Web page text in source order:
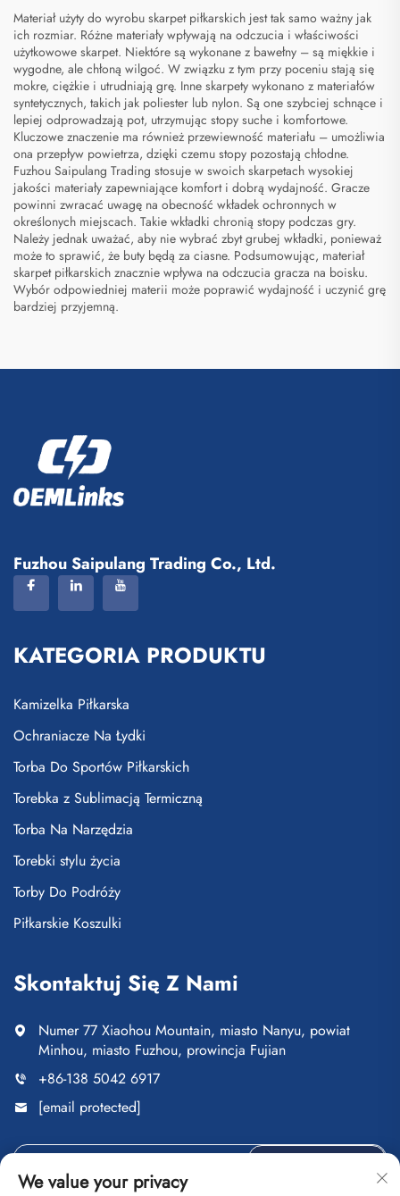
Materiał użyty do wyrobu skarpet piłkarskich jest tak samo ważny jak
ich rozmiar. Różne materiały wpływają na odczucia i właściwości
użytkowowe skarpet. Niektóre są wykonane z bawełny – są miękkie i
wygodne, ale chłoną wilgoć. W związku z tym przy poceniu stają się
mokre, ciężkie i utrudniają grę. Inne skarpety wykonano z materiałów
syntetycznych, takich jak poliester lub nylon. Są one szybciej schnące i
lepiej odprowadzają pot, utrzymując stopy suche i komfortowe.
Kluczowe znaczenie ma również przewiewność materiału – umożliwia
ona przepływ powietrza, dzięki czemu stopy pozostają chłodne.
Fuzhou Saipulang Trading stosuje w swoich skarpetach wysokiej
jakości materiały zapewniające komfort i dobrą wydajność. Gracze
powinni zwracać uwagę na obecność wkładek ochronnych w
określonych miejscach. Takie wkładki chronią stopy podczas gry.
Należy jednak uważać, aby nie wybrać zbyt grubej wkładki, ponieważ
może to sprawić, że buty będą za ciasne. Podsumowując, materiał
skarpet piłkarskich znacznie wpływa na odczucia gracza na boisku.
Wybór odpowiedniej materii może poprawić wydajność i uczynić grę
bardziej przyjemną.
Fuzhou Saipulang Trading Co., Ltd.
KATEGORIA PRODUKTU
Kamizelka Piłkarska
Ochraniacze Na Łydki
Torba Do Sportów Piłkarskich
Torebka z Sublimacją Termiczną
Torba Na Narzędzia
Torebki stylu życia
Torby Do Podróży
Piłkarskie Koszulki
Skontaktuj Się Z Nami
Numer 77 Xiaohou Mountain, miasto Nanyu, powiat
Minhou, miasto Fuzhou, prowincja Fujian
+86-138 5042 6917
[email protected]
We value your privacy